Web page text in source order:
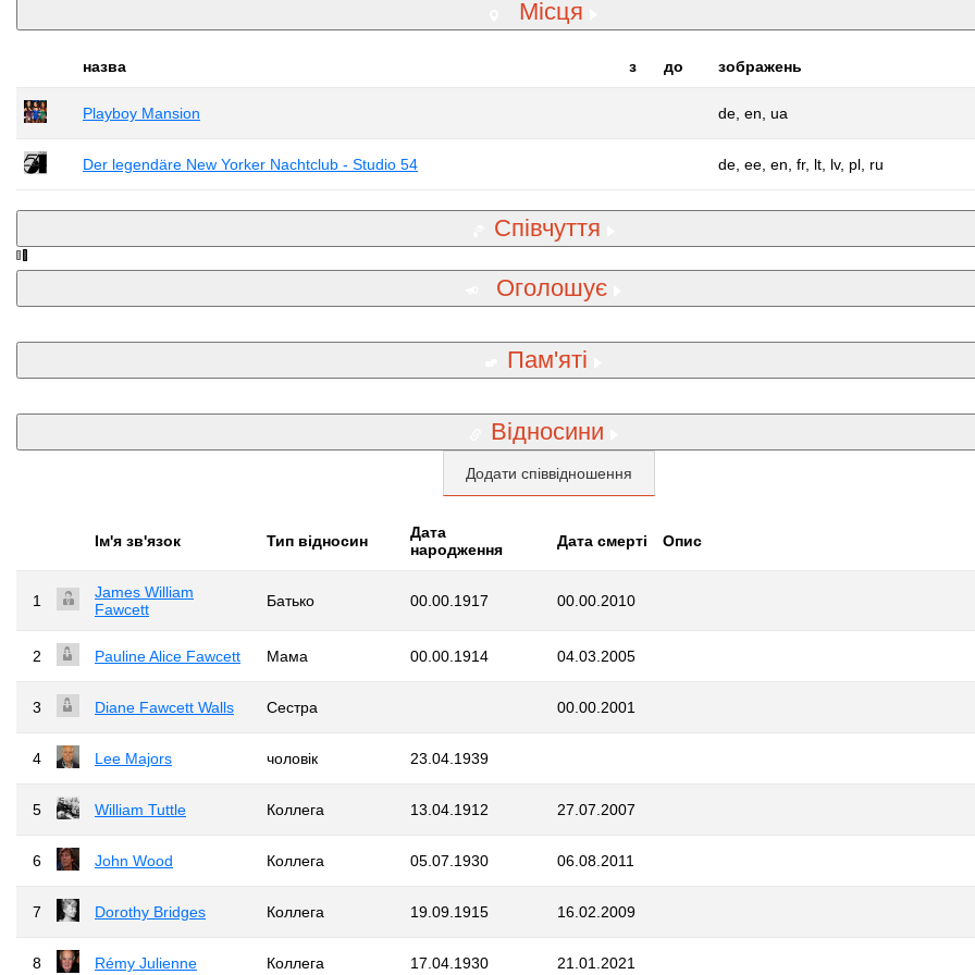
Місця
назва з до зображень
Playboy Mansion de, en, ua
Der legendäre New Yorker Nachtclub - Studio 54 de, ee, en, fr, lt, lv, pl, ru
Співчуття
Оголошує
Пам'яті
Відносини
Додати співвідношення
Iм'я зв'язок Тип відносин
Дата
народження
Дата смерті Опис
1
James William
Fawcett
Батько 00.00.1917 00.00.2010
2 Pauline Alice Fawcett Мама 00.00.1914 04.03.2005
3 Diane Fawcett Walls Сестра 00.00.2001
4 Lee Majors чоловік 23.04.1939
5 William Tuttle Коллега 13.04.1912 27.07.2007
6 John Wood Коллега 05.07.1930 06.08.2011
7 Dorothy Bridges Коллега 19.09.1915 16.02.2009
8 Rémy Julienne Коллега 17.04.1930 21.01.2021